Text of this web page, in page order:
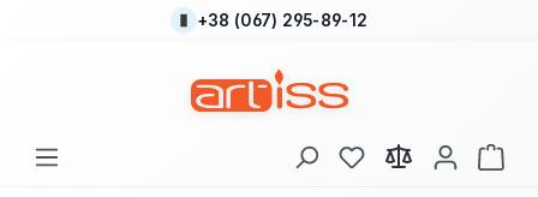
Перейти к основному содержанию
+38 (067) 295-89-12
У вас есть товары
В